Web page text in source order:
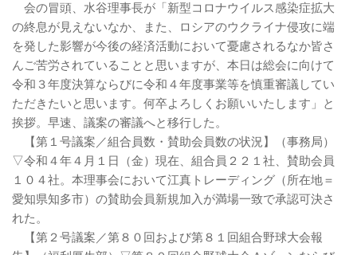
会の冒頭、水谷理事長が「新型コロナウイルス感染症拡大
の終息が見えないなか、また、ロシアのウクライナ侵攻に端
を発した影響が今後の経済活動において憂慮されるなか皆さ
んご苦労されていることと思いますが、本日は総会に向けて
令和３年度決算ならびに令和４年度事業等を慎重審議してい
ただきたいと思います。何卒よろしくお願いいたします」と
挨拶。早速、議案の審議へと移行した。
【第１号議案／組合員数・賛助会員数の状況】（事務局）
▽令和４年４月１日（金）現在、組合員２２１社、賛助会員
１０４社。本理事会において江真トレーディング（所在地＝
愛知県知多市）の賛助会員新規加入が満場一致で承認可決さ
れた。
【第２号議案／第８０回および第８１回組合野球大会報